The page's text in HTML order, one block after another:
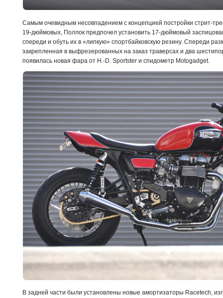
Самым очевидным несовпадением с концепцией постройки стрит-
19-дюймовых, Поллок предпочел установить 17-дюймовый
спереди и обуть их в «липкую» спортбайковскую резину. Спереди
закрепленная в выфрезерованных на заказ траверсах и два
появилась новая фара от H.-D. Sportster и спидометр Motogadget.
В задней части были установлены новые амортизаторы Racetech,